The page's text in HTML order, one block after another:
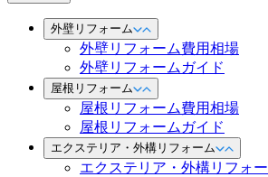
外壁リフォーム
外壁リフォーム費用相場
外壁リフォームガイド
屋根リフォーム
屋根リフォーム費用相場
屋根リフォームガイド
エクステリア・外構リフォーム
エクステリア・外構リフォ